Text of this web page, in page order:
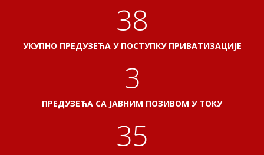
41
УКУПНО ПРЕДУЗЕЋА У ПОСТУПКУ ПРИВАТИЗАЦИЈЕ
3
ПРЕДУЗЕЋА СА ЈАВНИМ ПОЗИВОМ У ТОКУ
38